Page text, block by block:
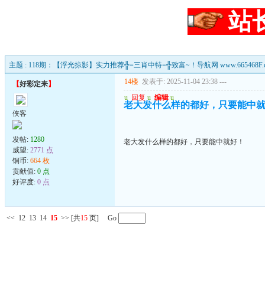
站
主题 : 118期：【浮光掠影】实力推荐╬=三肖中特=╬致富~！导航网
【好彩定来】
侠客
发帖: 1280
威望: 2771 点
铜币: 664 枚
贡献值: 0 点
好评度: 0 点
14楼 发表于: 2025-11-04 23:38 ---
u 回复 u 编辑 u
老大发什么样的都好，只要能中
老大发什么样的都好，只要能中就好！
<< 12 13 14 15 >> [共15 页] Go